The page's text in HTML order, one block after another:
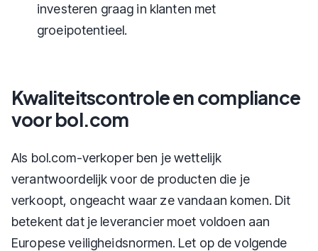
investeren graag in klanten met
groeipotentieel.
Kwaliteitscontrole en compliance
voor bol.com
Als bol.com-verkoper ben je wettelijk
verantwoordelijk voor de producten die je
verkoopt, ongeacht waar ze vandaan komen. Dit
betekent dat je leverancier moet voldoen aan
Europese veiligheidsnormen. Let op de volgende